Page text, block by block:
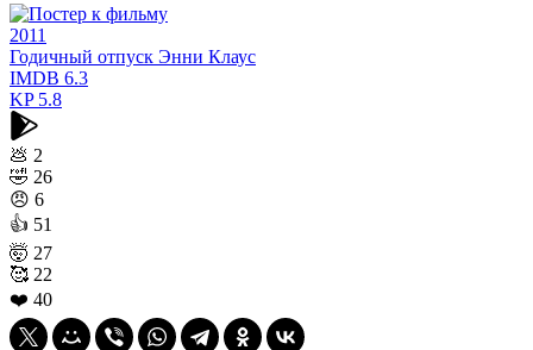
2011
Годичный отпуск Энни Клаус
IMDB 6.3
KP5.8
💩 2
🤣 26
😠 6
👍 51
🤯 27
🥰 22
❤️ 40